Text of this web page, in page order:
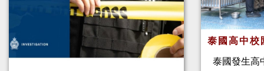
泰國高中
泰國發生高